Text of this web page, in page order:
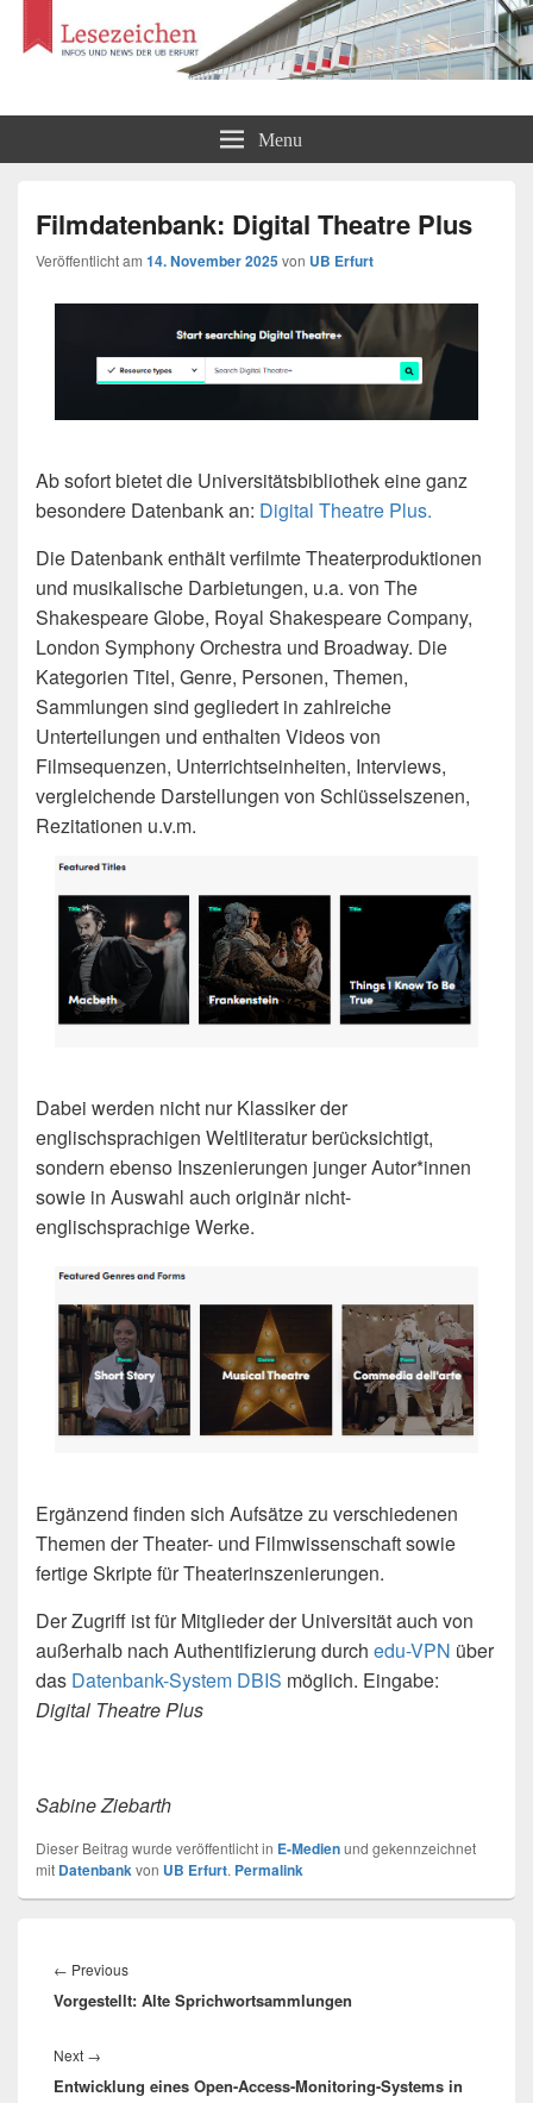
Lesezeichen Menu
Filmdatenbank: Digital Theatre Plus
Veröffentlicht am 14. November 2025von UB Erfurt
Ab sofort bietet die Universitätsbibliothek eine ganz
besondere Datenbank an: Digital Theatre Plus.
Die Datenbank enthält verfilmte Theaterproduktionen
und musikalische Darbietungen, u.a. von The
Shakespeare Globe, Royal Shakespeare Company,
London Symphony Orchestra und Broadway. Die
Kategorien Titel, Genre, Personen, Themen,
Sammlungen sind gegliedert in zahlreiche
Unterteilungen und enthalten Videos von
Filmsequenzen, Unterrichtseinheiten, Interviews,
vergleichende Darstellungen von Schlüsselszenen,
Rezitationen u.v.m.
Dabei werden nicht nur Klassiker der
englischsprachigen Weltliteratur berücksichtigt,
sondern ebenso Inszenierungen junger Autor*innen
sowie in Auswahl auch originär nicht-
englischsprachige Werke.
Ergänzend finden sich Aufsätze zu verschiedenen
Themen der Theater- und Filmwissenschaft sowie
fertige Skripte für Theaterinszenierungen.
Der Zugriff ist für Mitglieder der Universität auch von
außerhalb nach Authentifizierung durch edu-VPN über
das Datenbank-System DBIS möglich. Eingabe:
Digital Theatre Plus
Sabine Ziebarth
Dieser Beitrag wurde veröffentlicht in E-Medienund gekennzeichnet
mit Datenbankvon UB Erfurt. Permalink
← PreviousPrevious
post:
Vorgestellt: Alte Sprichwortsammlungen
Next →
post:
Entwicklung eines Open-Access-Monitoring-Systems in